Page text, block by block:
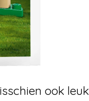
ook leuk